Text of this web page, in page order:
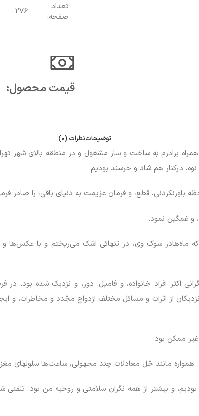
تعداد
صفحه:
276
قیمت محصول:​
توضیحاتنظرات (0)
همراه برادرم به ساخت و ساز مشغول و در منطقه بالای شهر
درکنار هم شاد و خرسند بودیم.
باورنکردنی، قطع، و فرمان عزیمت به دنیای باقی، را صادر
و غمگین نمود.
ماه‌هادر سوک وی، در تنهائی اشک می‌ریختم و با عکس‌ها و
افراد خانواده، و فامیل. دور، و نزدیک شده بود. در
از اثرات و مسائل مختلف ازدواج مجّدد و مخاطرات، و
ممکن بود.
همواره مانند حّل معادلات چند مجهولی، ساعت‌ها سلولهای
و بیشتر از همه نگران سلامتی و روحیه من بود. تلفنی